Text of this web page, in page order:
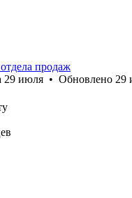
продаж
29 июля • Обновлено 29